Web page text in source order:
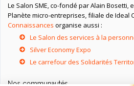
Le Salon SME, co-fondé par Alain Bosetti,
Planète micro-entreprises, filiale de Ideal
Connaissances organise aussi :
Le Salon des services à la
Silver Economy Expo
Le carrefour des Solidarités
Nos communautés